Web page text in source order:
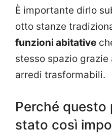
È importante dirlo
otto stanze
funzioni abitative
stesso spazio
arredi trasformabili.
Perché questo
stato così